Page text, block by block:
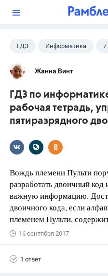
ГДЗ Информатика 7
Жанна Винт
ГДЗ по
рабочая тетрадь,
пятиразрядного
Вождь племени Пульти
разработать двоичный код
важную информацию.
двоичного кода, если
племенем Пульти,
16 сентября 2017
1 ответ